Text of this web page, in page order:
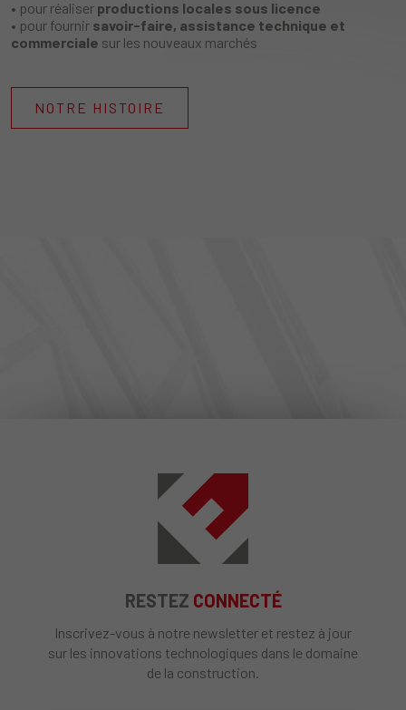
• pour réaliser productions locales sous licence
• pour fournir savoir-faire, assistance technique et
commerciale sur les nouveaux marchés
NOTRE HISTOIRE
RESTEZ CONNECTÉ
Inscrivez-vous à notre newsletter et restez à jour
sur les innovations technologiques dans le domaine
de la construction.